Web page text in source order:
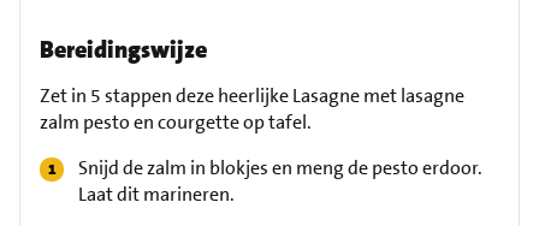
Bereidingswijze
Zet in 5 stappen deze heerlijke Lasagne met lasagne
zalm pesto en courgette op tafel.
Snijd de zalm in blokjes en meng de pesto erdoor.
Laat dit marineren.